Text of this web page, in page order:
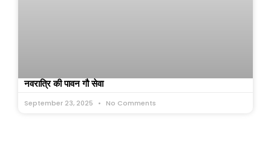
नवरात्रि की पावन गौ सेवा
September 23, 2025 No Comments